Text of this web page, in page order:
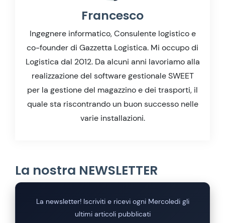
Francesco
Ingegnere informatico, Consulente logistico e
co-founder di Gazzetta Logistica. Mi occupo di
Logistica dal 2012. Da alcuni anni lavoriamo alla
realizzazione del software gestionale SWEET
per la gestione del magazzino e dei trasporti, il
quale sta riscontrando un buon successo nelle
varie installazioni.
La nostra NEWSLETTER
La newsletter! Iscriviti e ricevi ogni Mercoledi gli
ultimi articoli pubblicati